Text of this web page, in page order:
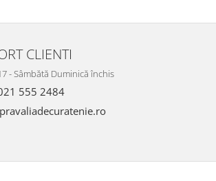
CLIENTI
- Sâmbătă Duminică închis
555 2484